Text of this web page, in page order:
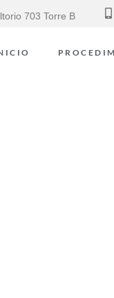
703 Torre B